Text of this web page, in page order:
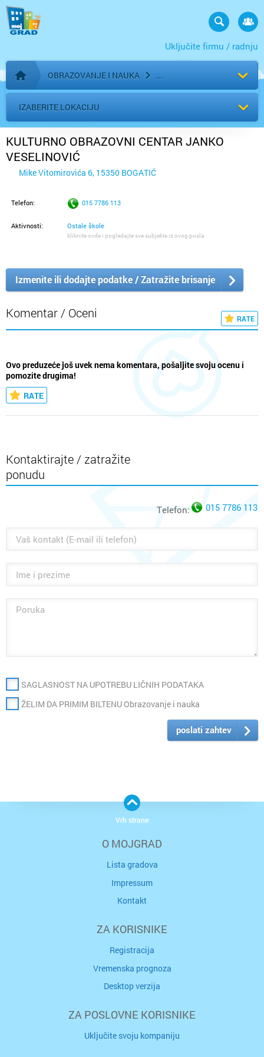
Uključite firmu / radnju
Početna stranica
OBRAZOVANJE I NAUKA
IZABERITE LOKACIJU
KULTURNO OBRAZOVNI CENTAR JANKO
VESELINOVIĆ
Mike Vitomirovića 6, 15350 BOGATIĆ
Telefon: 015 7786 113
Aktivnosti: Ostale škole
kliknite ovde i pogledajte sve subjekte iz ovog posla
Izmenite ili dodajte podatke / Zatražite brisanje
Komentar / Oceni RATE
Ovo preduzeće još uvek nema komentara, pošaljite svoju ocenu i
pomozite drugima!
RATE
Kontaktirajte / zatražite
ponudu
Telefon: 015 7786 113
SAGLASNOST NA UPOTREBU LIČNIH PODATAKA
ŽELIM DA PRIMIM BILTENU Obrazovanje i nauka
poslati zahtev
O MOJGRAD
Lista gradova
Impressum
Kontakt
ZA KORISNIKE
Registracija
Vremenska prognoza
Desktop verzija
ZA POSLOVNE KORISNIKE
Uključite svoju kompaniju
Vrh strane